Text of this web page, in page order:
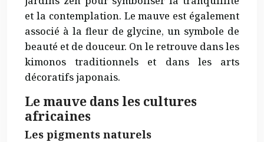
et la contemplation. Le mauve est également
associé à la fleur de glycine, un symbole de
beauté et de douceur. On le retrouve dans les
kimonos traditionnels et dans les arts
décoratifs japonais.
Le mauve dans les cultures
africaines
Les pigments naturels